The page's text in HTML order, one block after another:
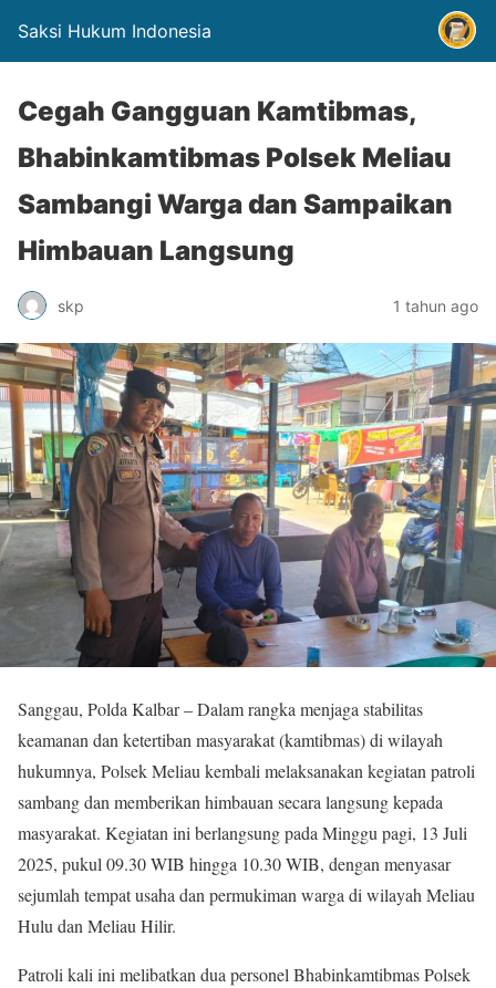
Saksi Hukum Indonesia
Cegah Gangguan Kamtibmas,
Bhabinkamtibmas Polsek Meliau
Sambangi Warga dan Sampaikan
Himbauan Langsung
skp 1 tahun ago
Sanggau, Polda Kalbar – Dalam rangka menjaga stabilitas
keamanan dan ketertiban masyarakat (kamtibmas) di wilayah
hukumnya, Polsek Meliau kembali melaksanakan kegiatan patroli
sambang dan memberikan himbauan secara langsung kepada
masyarakat. Kegiatan ini berlangsung pada Minggu pagi, 13 Juli
2025, pukul 09.30 WIB hingga 10.30 WIB, dengan menyasar
sejumlah tempat usaha dan permukiman warga di wilayah Meliau
Hulu dan Meliau Hilir.
Patroli kali ini melibatkan dua personel Bhabinkamtibmas Polsek